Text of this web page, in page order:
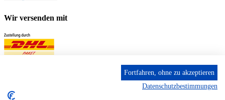
Wir versenden mit
Fortfahren, ohne zu akzeptieren
Datenschutzbestimmungen